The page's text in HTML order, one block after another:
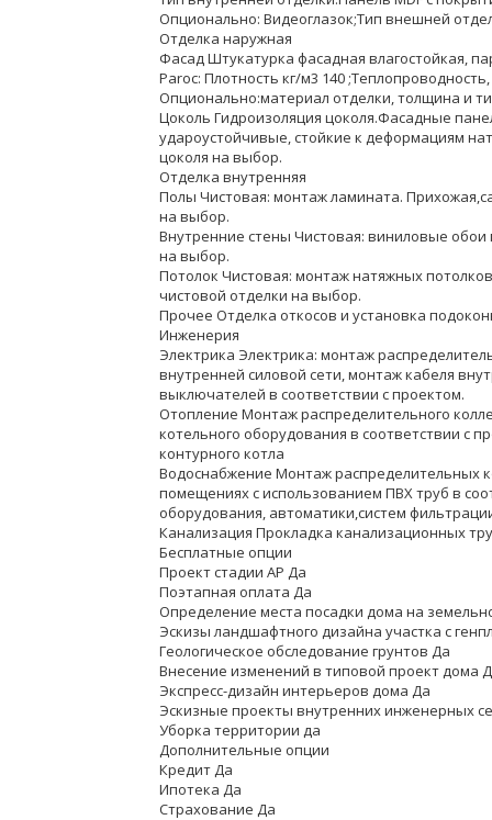
Опционально: Видеоглазок;Тип внешней
Отделка наружная
Фасад Штукатурка фасадная влагостойкая,
Paroc: Плотность кг/м3 140
Опционально:материал отделки, толщина и
Цоколь Гидроизоляция цоколя.Фасадные
удароустойчивые, стойкие к деформациям
цоколя на выбор.
Отделка внутренняя
Полы Чистовая: монтаж ламината.
на выбор.
Внутренние стены Чистовая: виниловые
на выбор.
Потолок Чистовая: монтаж натяжных
чистовой отделки на выбор.
Прочее Отделка откосов и установка
Инженерия
Электрика Электрика: монтаж
внутренней силовой сети, монтаж кабеля
выключателей в соответствии с проектом.
Отопление Монтаж распределительного
котельного оборудования в соответствии с
контурного котла
Водоснабжение Монтаж распределительных
помещениях с использованием ПВХ труб в
оборудования, автоматики,систем
Канализация Прокладка канализационных
Бесплатные опции
Проект стадии АР Да
Поэтапная оплата Да
Определение места посадки дома на
Эскизы ландшафтного дизайна участка с
Геологическое обследование грунтов Да
Внесение изменений в типовой проект дома
Экспресс-дизайн интерьеров дома Да
Эскизные проекты внутренних инженерных
Уборка территории да
Дополнительные опции
Кредит Да
Ипотека Да
Страхование Да